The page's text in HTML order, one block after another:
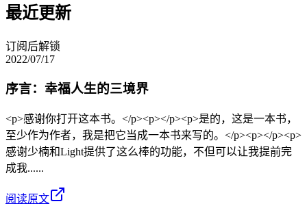
最近更新
订阅后解锁
2022/07/17
序言：幸福人生的三境界
<p>感谢你打开这本书。</p><p></p><p>是的，这是一本书，
至少作为作者，我是把它当成一本书来写的。</p><p></p><p>
感谢少楠和Light提供了这么棒的功能，不但可以让我提前完
成我......
阅读原文